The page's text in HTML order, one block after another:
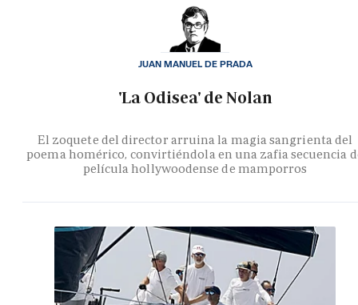
'La Odisea' de Nolan
El zoquete del director arruina la magia sangrienta del
poema homérico, convirtiéndola en una zafia secuencia
película hollywoodense de mamporros
JUAN MANUEL DE PRADA